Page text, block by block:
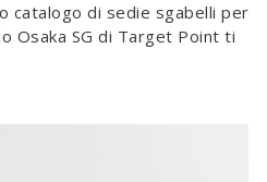
catalogo di sedie sgabelli per
Osaka SG di Target Point ti